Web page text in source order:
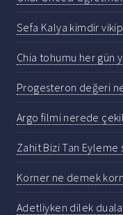
Sefa Kalya kimdir
Chia tohumu her gün
Progesteron değeri
Argo filmi nerede
Zahit Bizi Tan Eyleme
Korner ne demek
Adetliyken dilek